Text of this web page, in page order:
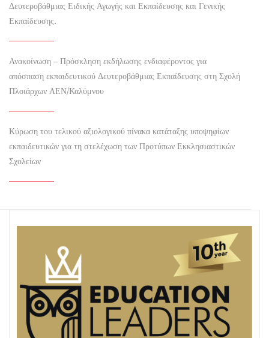
Δευτεροβάθμιας Ειδικής Αγωγής και Εκπαίδευσης και Γενικής
Εκπαίδευσης.
Ανακοίνωση – Πρόσκληση εκδήλωσης ενδιαφέροντος για
απόσπαση εκπαιδευτικού Δευτεροβάθμιας Εκπαίδευσης στη Σχολή
Πλοιάρχων ΑΕΝ/Καλύμνου
Κύρωση του τελικού αξιολογικού πίνακα κατάταξης υποψηφίων
εκπαιδευτικών για τη στελέχωση των Προτύπων Εκκλησιαστικών
Σχολείων